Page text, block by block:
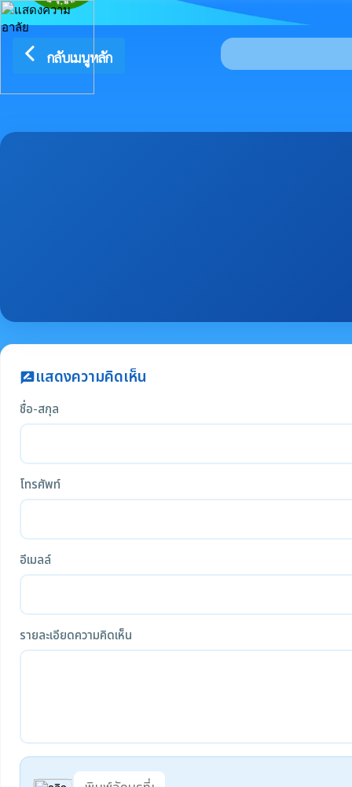
arrow_back_ios กลับเมนูหลัก
rate_reviewแสดงความคิดเห็น
ชื่อ-สกุล
โทรศัพท์
อีเมลล์
รายละเอียดความคิดเห็น